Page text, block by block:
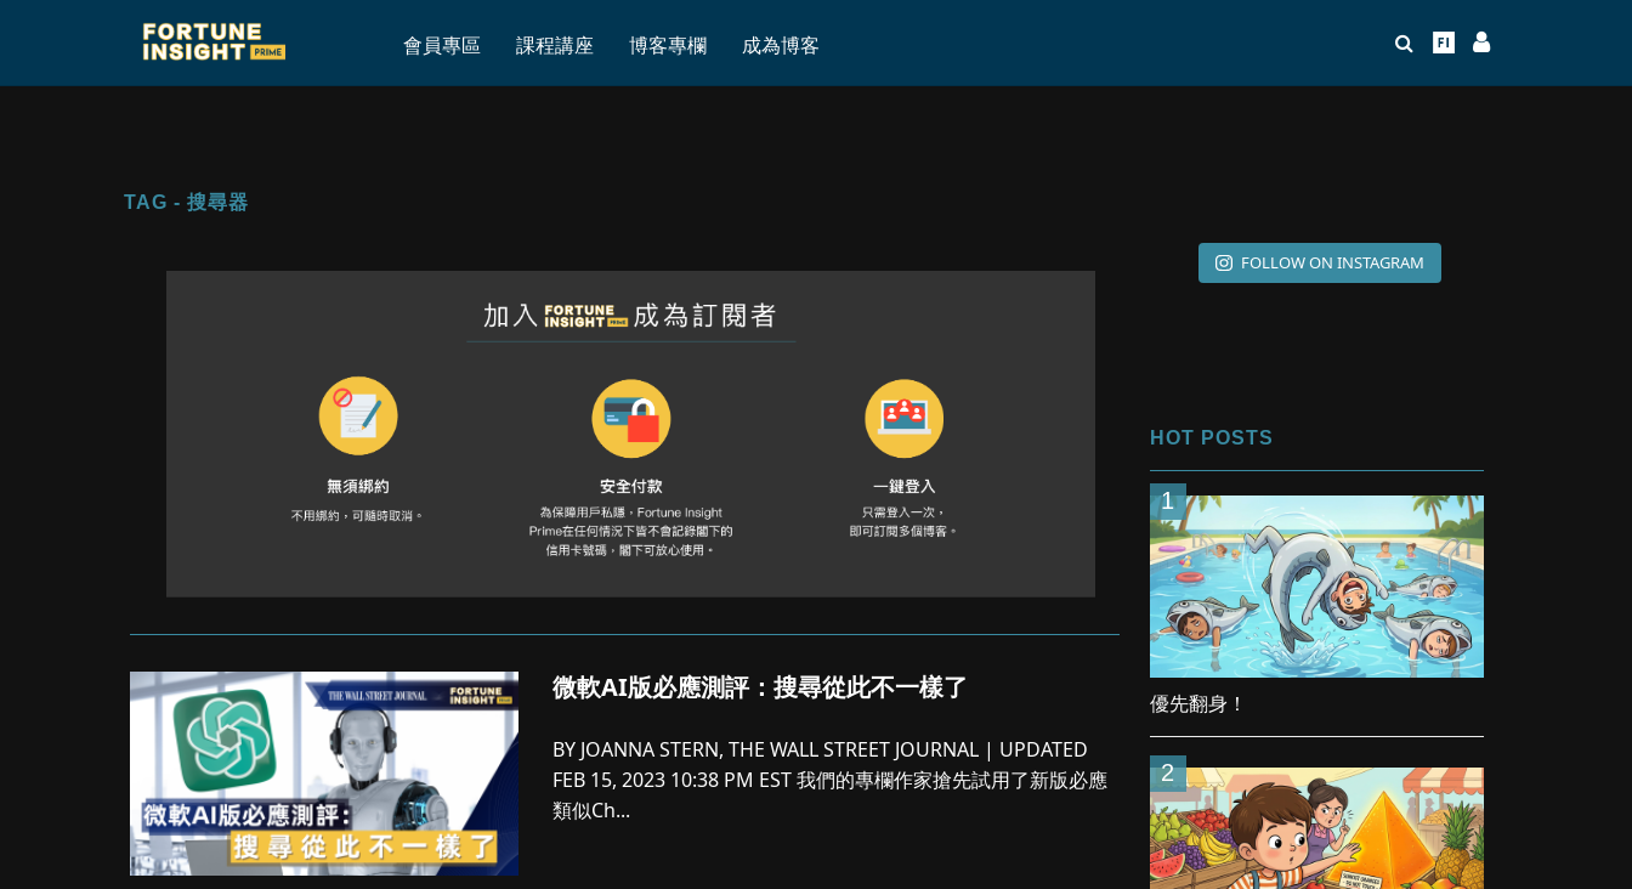
會員專區 課程講座 博客專欄 成為博客
TAG - 搜尋器
微軟AI版必應測評：搜尋從此不一樣了
BY JOANNA STERN, THE WALL STREET JOURNAL | UPDATED
FEB 15, 2023 10:38 PM EST 我們的專欄作家搶先試用了新版必應
類似Ch...
FOLLOW ON INSTAGRAM
HOT POSTS
1
優先翻身！
2